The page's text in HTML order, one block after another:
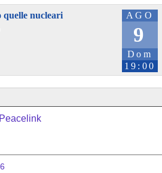
AGO
9
Dom
19:00
quelle nucleari